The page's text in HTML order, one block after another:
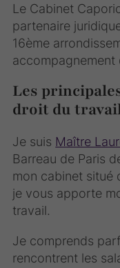
Le Cabinet
partenaire
16ème
accompagnement
Les
droit du
Je suis Maître
Barreau de Paris
mon cabinet situé
je vous apporte
travail.
Je comprends
rencontrent les